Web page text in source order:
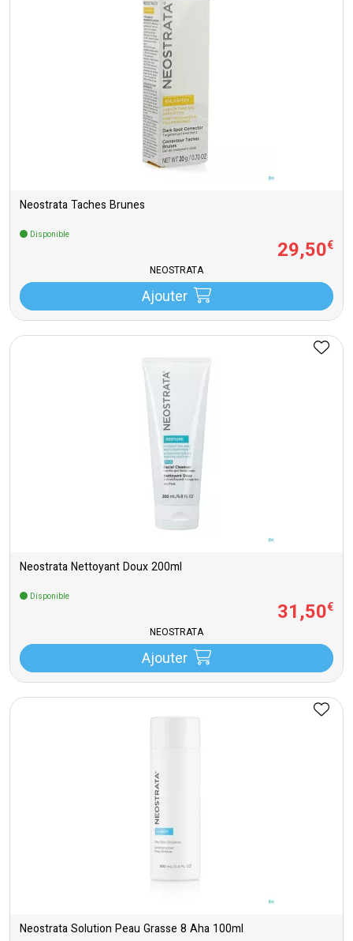
Neostrata Taches Brunes
Disponible
29,50€
NEOSTRATA
Ajouter
Neostrata Nettoyant Doux 200ml
Disponible
31,50€
NEOSTRATA
Ajouter
Neostrata Solution Peau Grasse 8 Aha 100ml